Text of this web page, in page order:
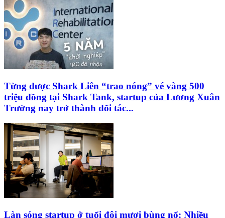
Từng được Shark Liên “trao nóng” vé vàng 500
triệu đồng tại Shark Tank, startup của Lương Xuân
Trường nay trở thành đối tác...
Làn sóng startup ở tuổi đôi mươi bùng nổ: Nhiều